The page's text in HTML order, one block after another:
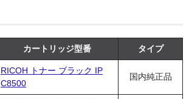
カートリッジ型番 タイプ
RICOH トナー ブラック IP
C8500
国内純正品